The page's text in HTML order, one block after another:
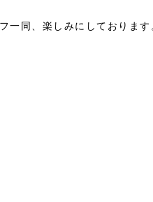
一同、楽しみにしております